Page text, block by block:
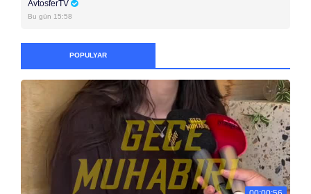
AvtosferTV
Bu gün 15:58
POPULYAR